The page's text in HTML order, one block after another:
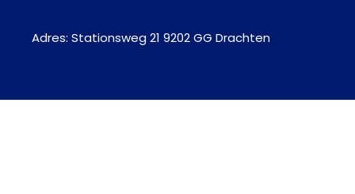
Adres: Stationsweg 21 9202 GG Drachten